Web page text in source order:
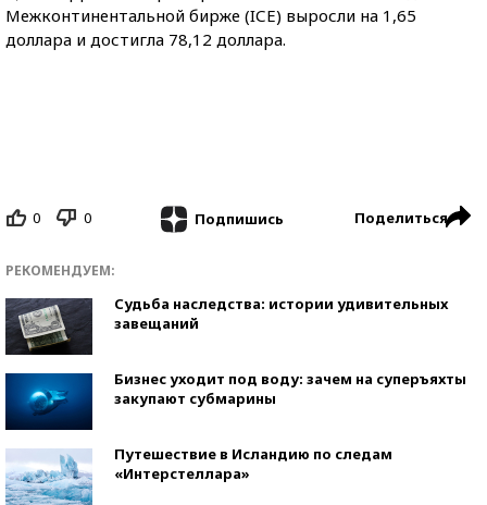
Межконтинентальной бирже (IСE) выросли на 1,65
доллара и достигла 78,12 доллара.
0 0 Подпишись Поделиться
РЕКОМЕНДУЕМ:
Судьба наследства: истории удивительных
завещаний
Бизнес уходит под воду: зачем на суперъяхты
закупают субмарины
Путешествие в Исландию по следам
«Интерстеллара»